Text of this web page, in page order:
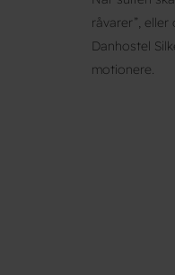
råvarer”,
Danhostel
motionere.